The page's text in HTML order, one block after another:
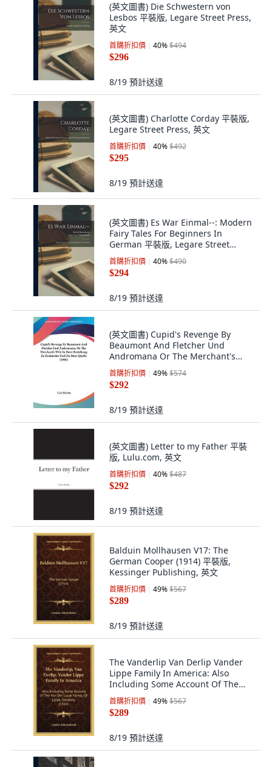
(英文圖書) Die Schwestern von
Lesbos 平裝版, Legare Street Press,
英文
首購折扣價 40%$494
$296
8/19 預計送達
(英文圖書) Charlotte Corday 平裝版,
Legare Street Press, 英文
首購折扣價 40%$492
$295
8/19 預計送達
(英文圖書) Es War Einmal--: Modern
Fairy Tales For Beginners In
German 平裝版, Legare Street
Press, 英文
首購折扣價 40%$490
$294
8/19 預計送達
(英文圖書) Cupid's Revenge By
Beaumont And Fletcher Und
Andromana Or The Merchant's
Wife In Ihrer Bezie... 平裝版,
Kessinger Publishing, 英文
首購折扣價 49%$574
$292
8/19 預計送達
(英文圖書) Letter to my Father 平裝
版, Lulu.com, 英文
首購折扣價 40%$487
$292
8/19 預計送達
Balduin Mollhausen V17: The
German Cooper (1914) 平裝版,
Kessinger Publishing, 英文
首購折扣價 49%$567
$289
8/19 預計送達
The Vanderlip Van Derlip Vander
Lippe Family In America: Also
Including Some Account Of The
Von De... 平裝版, Kessinger
Publishing, 英文
首購折扣價 49%$567
$289
8/19 預計送達